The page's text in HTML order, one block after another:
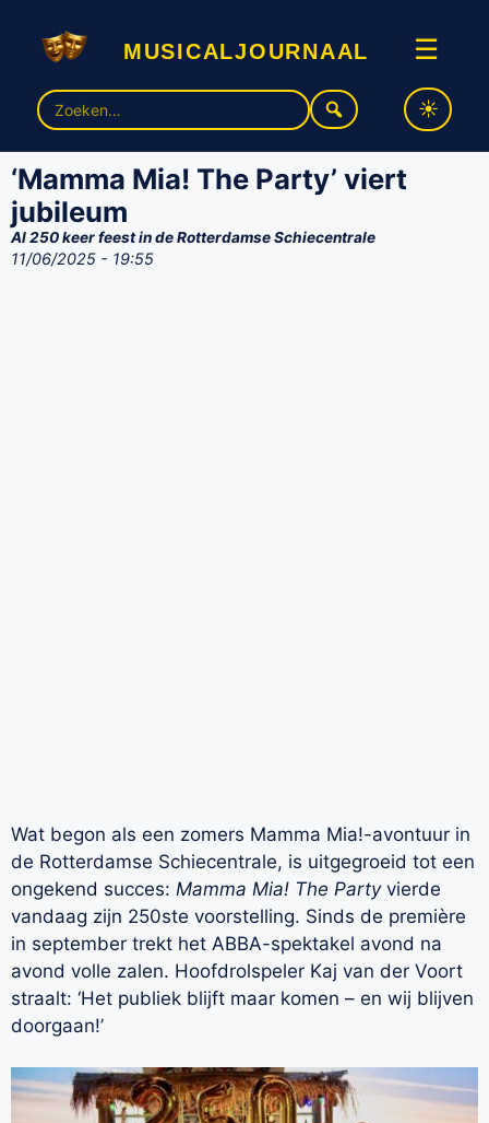
musicaljournaal ☰
Zoek
naar:
‘Mamma Mia! The Party’ viert
jubileum
Al 250 keer feest in de Rotterdamse Schiecentrale
11/06/2025 - 19:55
Wat begon als een zomers Mamma Mia!-avontuur in
de Rotterdamse Schiecentrale, is uitgegroeid tot een
ongekend succes: Mamma Mia! The Partyvierde
vandaag zijn 250ste voorstelling. Sinds de première
in september trekt het ABBA-spektakel avond na
avond volle zalen. Hoofdrolspeler Kaj van der Voort
straalt: ‘Het publiek blijft maar komen – en wij blijven
doorgaan!’